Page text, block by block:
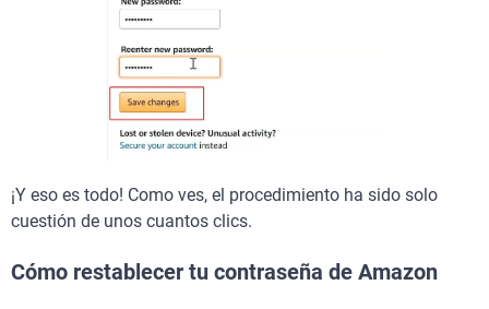
¡Y eso es todo! Como ves, el procedimiento ha sido solo
cuestión de unos cuantos clics.
Cómo restablecer tu contraseña de Amazon